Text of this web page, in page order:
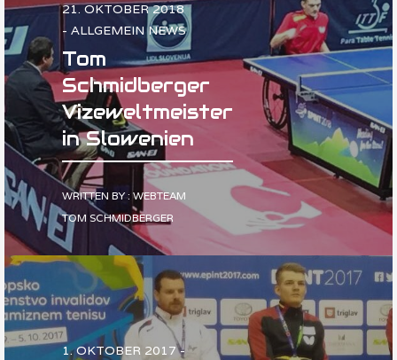
21. OKTOBER 2018
- ALLGEMEIN NEWS
Tom
Schmidberger
Vizeweltmeister
in Slowenien
WRITTEN BY : WEBTEAM
TOM SCHMIDBERGER
1. OKTOBER 2017 -